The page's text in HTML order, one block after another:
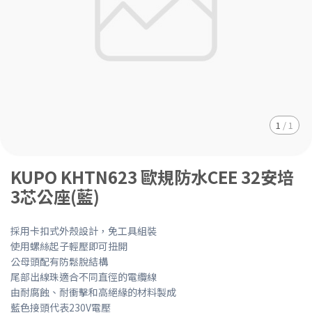
1 / 1
KUPO KHTN623 歐規防水CEE 32安培
3芯公座(藍)
採用卡扣式外殼設計，免工具組裝
使用螺絲起子輕壓即可扭開
公母頭配有防鬆脫結構
尾部出線珠適合不同直徑的電纜線
由耐腐蝕、耐衝擊和高絕緣的材料製成
藍色接頭代表230V電壓